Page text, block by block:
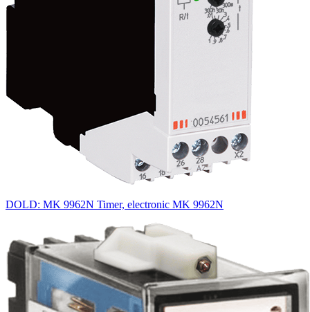
DOLD: MK 9962N Timer, electronic MK 9962N